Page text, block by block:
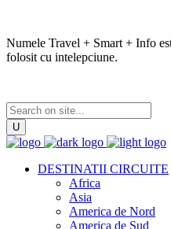
Numele Travel + Smart + Info
folosit cu intelepciune.
DESTINATII CIRCUITE
Africa
Asia
America de Nord
America de Sud